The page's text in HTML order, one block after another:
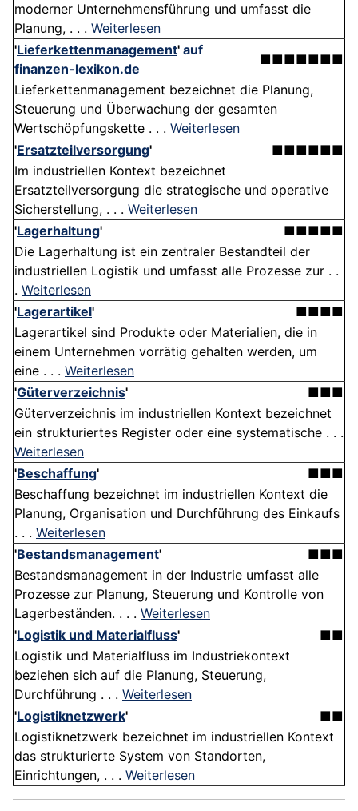
moderner Unternehmensführung und umfasst die
Planung, . . . Weiterlesen
'Lieferkettenmanagement' auf
finanzen-lexikon.de
■■■■■■■
Lieferkettenmanagement bezeichnet die Planung,
Steuerung und Überwachung der gesamten
Wertschöpfungskette . . . Weiterlesen
'Ersatzteilversorgung'
■■■■■■
Im industriellen Kontext bezeichnet
Ersatzteilversorgung die strategische und operative
Sicherstellung, . . . Weiterlesen
'Lagerhaltung'
■■■■■
Die Lagerhaltung ist ein zentraler Bestandteil der
industriellen Logistik und umfasst alle Prozesse zur . .
. Weiterlesen
'Lagerartikel'
■■■■
Lagerartikel sind Produkte oder Materialien, die in
einem Unternehmen vorrätig gehalten werden, um
eine . . . Weiterlesen
'Güterverzeichnis'
■■■
Güterverzeichnis im industriellen Kontext bezeichnet
ein strukturiertes Register oder eine systematische . . .
Weiterlesen
'Beschaffung'
■■■
Beschaffung bezeichnet im industriellen Kontext die
Planung, Organisation und Durchführung des Einkaufs
. . . Weiterlesen
'Bestandsmanagement'
■■■
Bestandsmanagement in der Industrie umfasst alle
Prozesse zur Planung, Steuerung und Kontrolle von
Lagerbeständen. . . . Weiterlesen
'Logistik und Materialfluss'
■■
Logistik und Materialfluss im Industriekontext
beziehen sich auf die Planung, Steuerung,
Durchführung . . . Weiterlesen
'Logistiknetzwerk'
■■
Logistiknetzwerk bezeichnet im industriellen Kontext
das strukturierte System von Standorten,
Einrichtungen, . . . Weiterlesen